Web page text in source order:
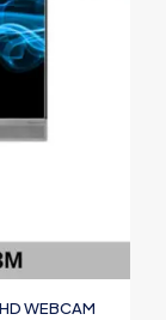
WEBCAM